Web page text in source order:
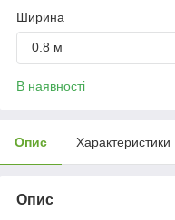
Ширина
0.8 м
В наявності
Опис Характеристики
Опис